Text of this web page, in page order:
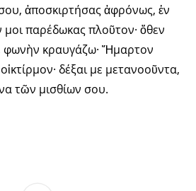
ἀποσκιρτήσας ἀφρόνως, ἐν
μοι παρέδωκας πλοῦτον· ὅθεν
φωνὴν κραυγάζω· Ἥμαρτον
δέξαι με μετανοοῦντα,
τῶν μισθίων σου.